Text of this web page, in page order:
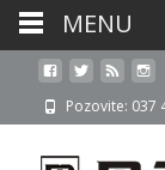
Pozovite: 037
MENU